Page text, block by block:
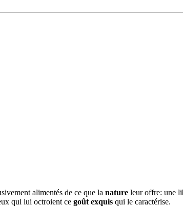
alimentés de ce que la nature leur offre: une
qui lui octroient ce goût exquis qui le caractérise.